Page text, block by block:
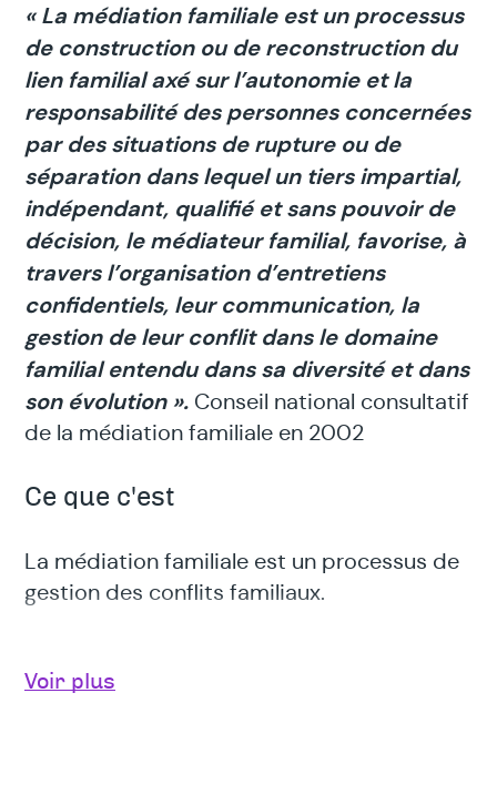
« La médiation familiale est un processus
de construction ou de reconstruction du
lien familial axé sur l’autonomie et la
responsabilité des personnes concernées
par des situations de rupture ou de
séparation dans lequel un tiers impartial,
indépendant, qualifié et sans pouvoir de
décision, le médiateur familial, favorise, à
travers l’organisation d’entretiens
confidentiels, leur communication, la
gestion de leur conflit dans le domaine
familial entendu dans sa diversité et dans
son évolution ». Conseil national consultatif
de la médiation familiale en 2002
Ce que c'est
La médiation familiale est un processus de
gestion des conflits familiaux.
décision f
Voir plus